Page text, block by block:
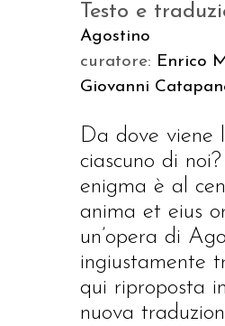
Testo e
Agostino
curatore: Enrico
Giovanni
Da dove viene
ciascuno di
enigma è al
anima et eius
un’opera di
ingiustamente
qui riproposta
nuova